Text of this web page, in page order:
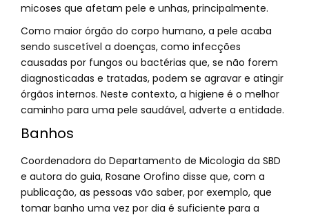
micoses que afetam pele e unhas, principalmente.
Como maior órgão do corpo humano, a pele acaba
sendo suscetível a doenças, como infecções
causadas por fungos ou bactérias que, se não forem
diagnosticadas e tratadas, podem se agravar e atingir
órgãos internos. Neste contexto, a higiene é o melhor
caminho para uma pele saudável, adverte a entidade.
Banhos
Coordenadora do Departamento de Micologia da SBD
e autora do guia, Rosane Orofino disse que, com a
publicação, as pessoas vão saber, por exemplo, que
tomar banho uma vez por dia é suficiente para a